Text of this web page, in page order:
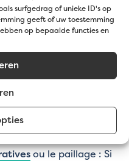
surfgedrag of unieke ID's op
geeft of uw toestemming
op bepaalde functies en
vous avez besoin
Nous vous
avec notre
une couche de gravier
kg/m²
chemins de jardin :
de
ou le paillage : Si